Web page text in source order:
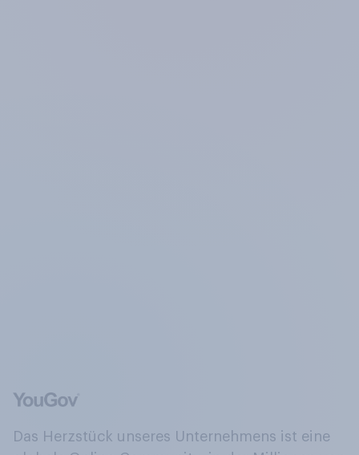
Das Herzstück unseres Unternehmens ist eine